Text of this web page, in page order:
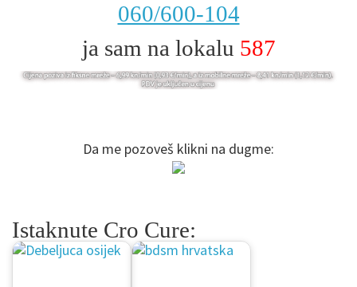
060/600-104
ja sam na lokalu 587
Da me pozoveš klikni na dugme:
Istaknute Cro Cure: